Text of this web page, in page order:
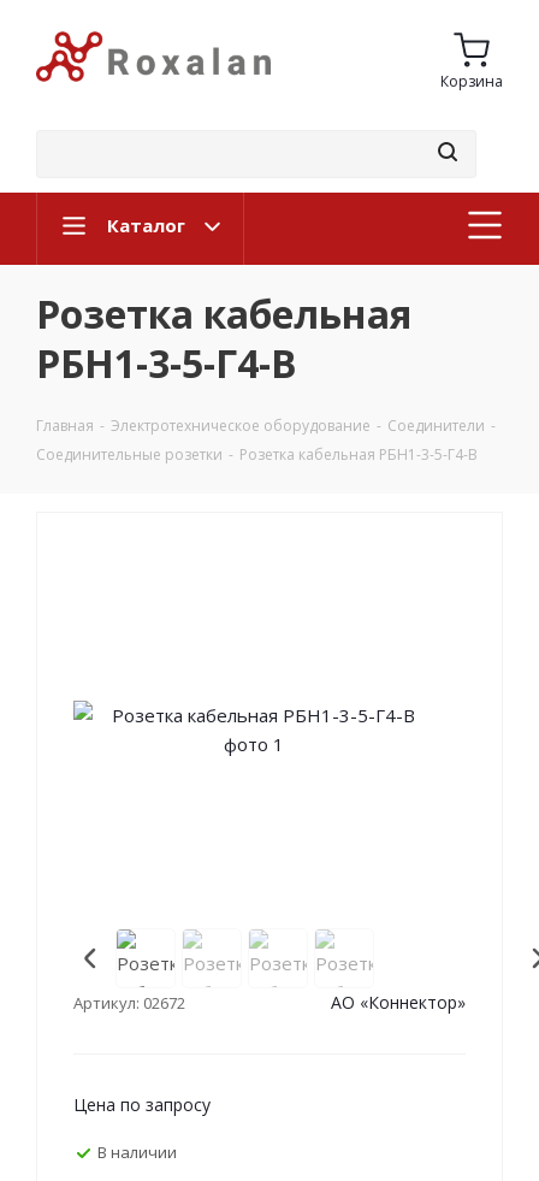
Корзина
Каталог
Розетка кабельная
РБН1-3-5-Г4-В
Главная - Электротехническое оборудование - Соединители -
Соединительные розетки - Розетка кабельная РБН1-3-5-Г4-В
Артикул: 02672 АО «Коннектор»
Цена по запросу
В наличии